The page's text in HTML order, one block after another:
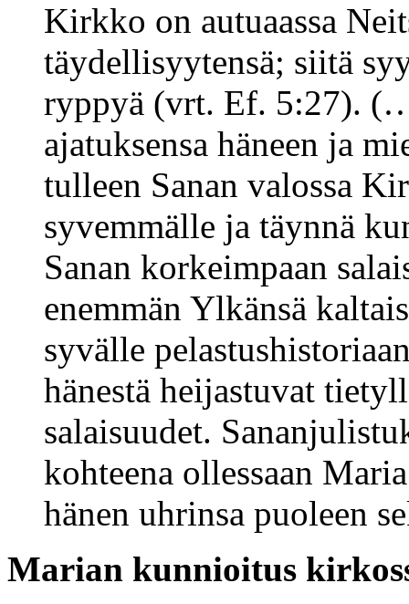
Kirkko on autuaassa
täydellisyytensä; siitä
ryppyä (vrt. Ef. 5:27).
ajatuksensa häneen ja
tulleen Sanan valossa
syvemmälle ja täynnä
Sanan korkeimpaan
enemmän Ylkänsä
syvälle
hänestä heijastuvat
salaisuudet.
kohteena ollessaan
hänen uhrinsa puoleen
Marian kunnioitus